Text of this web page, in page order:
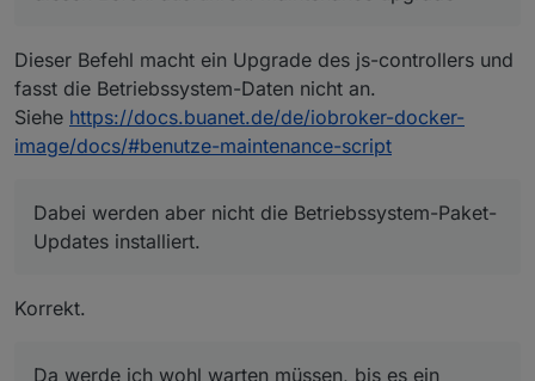
Da werde ich wohl warten müssen, bis es ein
falsch?
Dieser Befehl macht ein Upgrade des js-controllers und
fasst die Betriebssystem-Daten nicht an.
Siehe https://docs.buanet.de/de/iobroker-docker-
image/docs/#benutze-maintenance-script
Dabei werden aber nicht die Betriebssystem-Paket-
Updates installiert.
Korrekt.
Da werde ich wohl warten müssen, bis es ein